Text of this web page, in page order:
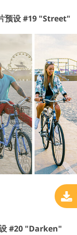
预设 #19 "Street"
#20 "Darken"